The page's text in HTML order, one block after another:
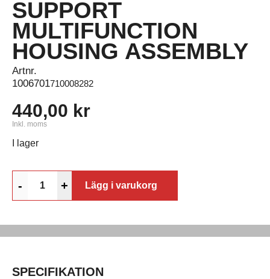
SUPPORT
MULTIFUNCTION
HOUSING ASSEMBLY
Artnr.
1006701710008282
440,00 kr
Inkl. moms
I lager
- + Lägg i varukorg
SPECIFIKATION